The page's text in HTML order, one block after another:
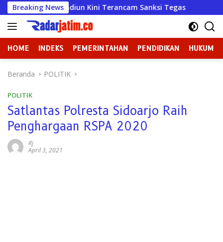
Langsung
ke
konten
Breaking News
Madiun Kini Terancam Sanksi Tegas Badan
HOME INDEKS PEMERINTAHAN PENDIDIKAN HUKUM
Beranda POLITIK
POLITIK
Satlantas Polresta Sidoarjo Raih
Penghargaan RSPA 2020
Rj
April 3, 2021